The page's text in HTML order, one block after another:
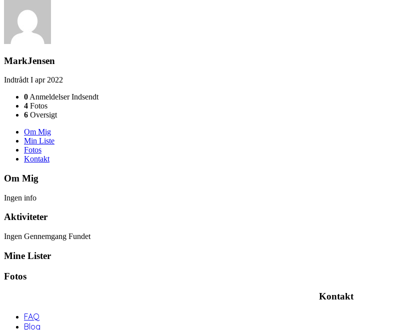
MarkJensen
Indtrådt I apr 2022
0 Anmeldelser Indsendt
4 Fotos
6 Oversigt
Om Mig
Min Liste
Fotos
Kontakt
Om Mig
Ingen info
Aktiviteter
Ingen Gennemgang Fundet
Mine Lister
Fotos
Kontakt
FAQ
Blog